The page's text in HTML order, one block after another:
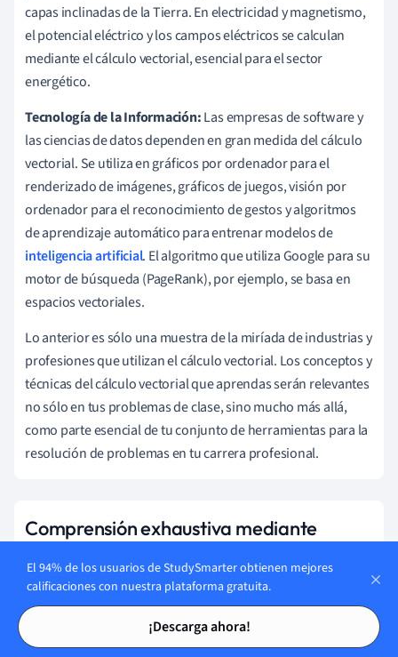
Tarjetas de estudio
Tarjetas de estudio
capas inclinadas de la Tierra. En electricidad y magnetismo,
el potencial eléctrico y los campos eléctricos se calculan
mediante el cálculo vectorial, esencial para el sector
energético.
Tecnología de la Información:Las empresas de software y
las ciencias de datos dependen en gran medida del cálculo
vectorial. Se utiliza en gráficos por ordenador para el
renderizado de imágenes, gráficos de juegos, visión por
ordenador para el reconocimiento de gestos y algoritmos
de aprendizaje automático para entrenar modelos de
inteligencia artificial. El algoritmo que utiliza Google para su
motor de búsqueda (PageRank), por ejemplo, se basa en
espacios vectoriales.
Lo anterior es sólo una muestra de la miríada de industrias y
profesiones que utilizan el cálculo vectorial. Los conceptos y
técnicas del cálculo vectorial que aprendas serán relevantes
no sólo en tus problemas de clase, sino mucho más allá,
como parte esencial de tu conjunto de herramientas para la
resolución de problemas en tu carrera profesional.
Comprensión exhaustiva mediante
El cálculo vectorial puede parecer abrumador, pero el
secreto para dominar esta materia reside en comprender
los conceptos básicos mediante ejemplos prácticos. Los
El 94% de los usuarios de StudySmarter obtienen mejores
calificaciones con nuestra plataforma gratuita.
¡Descarga ahora!